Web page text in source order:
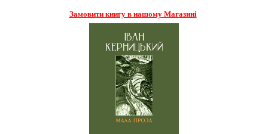
Замовити книгу в нашому Магазині